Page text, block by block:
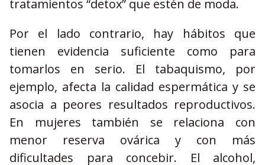
tratamientos “detox” que estén de moda.
Por el lado contrario, hay hábitos que
tienen evidencia suficiente como para
tomarlos en serio. El tabaquismo, por
ejemplo, afecta la calidad espermática y se
asocia a peores resultados reproductivos.
En mujeres también se relaciona con
menor reserva ovárica y con más
dificultades para concebir. El alcohol,